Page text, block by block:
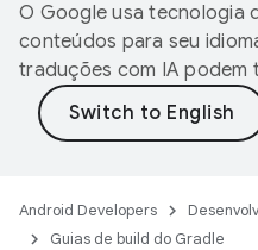
O Google usa tecnologia
conteúdos para seu
traduções com IA podem
Android Developers
Guias de build do Gradle